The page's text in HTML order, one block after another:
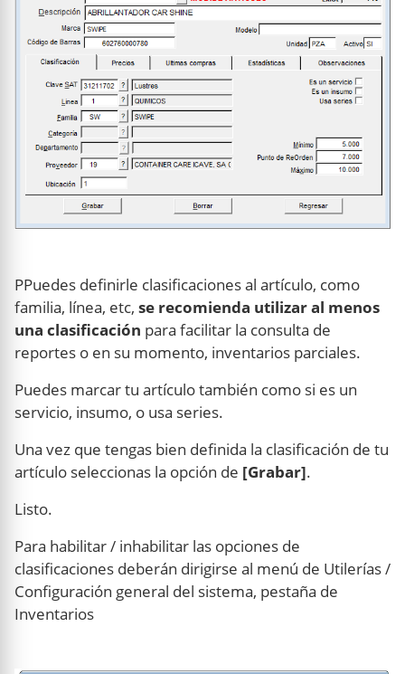
PPuedes definirle clasificaciones al artículo, como
familia, línea, etc, se recomienda utilizar al menos
una clasificación para facilitar la consulta de
reportes o en su momento, inventarios parciales.
Puedes marcar tu artículo también como si es un
servicio, insumo, o usa series.
Una vez que tengas bien definida la clasificación de tu
artículo seleccionas la opción de [Grabar].
Listo.
Para habilitar / inhabilitar las opciones de
clasificaciones deberán dirigirse al menú de Utilerías /
Configuración general del sistema, pestaña de
Inventarios